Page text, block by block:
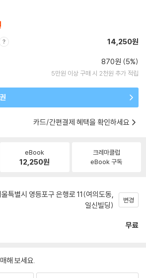
14,250원
870원 (5%)
5만원 이상 구매 시 2천원 추가 적립
카드/간편결제 혜택을 확인하세요
eBook
12,250원
크레마클럽
eBook 구독
특별시 영등포구 은행로 11(여의도동,
일신빌딩)
변경
무료
해 보세요.